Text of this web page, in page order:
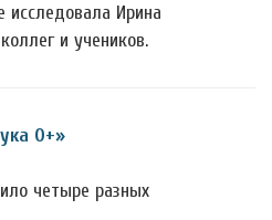
исследовала Ирина
и учеников.
0+»
четыре разных